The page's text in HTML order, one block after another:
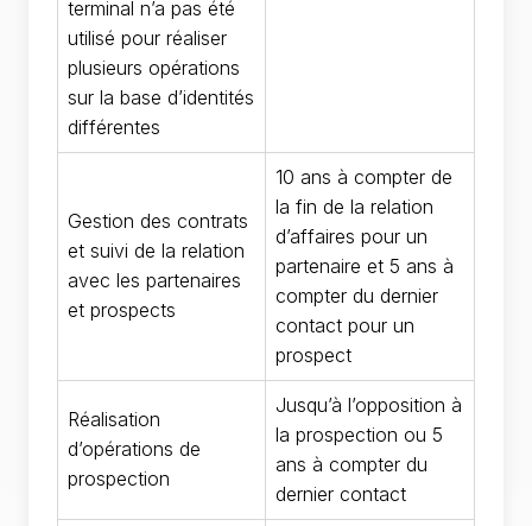
terminal n’a pas été
utilisé pour réaliser
plusieurs opérations
sur la base d’identités
différentes
Gestion des contrats
et suivi de la relation
avec les partenaires
et prospects
10 ans à compter de
la fin de la relation
d’affaires pour un
partenaire et 5 ans à
compter du dernier
contact pour un
prospect
Réalisation
d’opérations de
prospection
Jusqu’à l’opposition à
la prospection ou 5
ans à compter du
dernier contact